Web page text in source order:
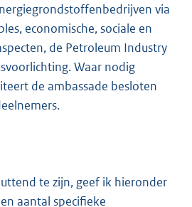
via
economische, sociale en
de Petroleum Industry
Waar nodig
de ambassade besloten
te zijn, geef ik hieronder
aantal specifieke